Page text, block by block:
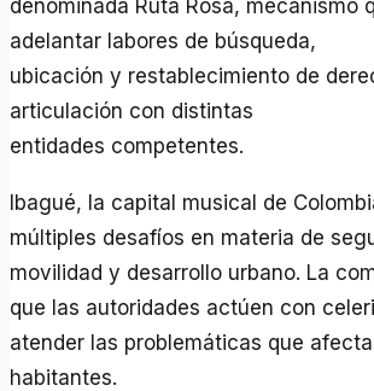
denominada Ruta Rosa, mecanismo
adelantar labores de búsqueda,
ubicación y restablecimiento de
articulación con distintas
entidades competentes.
Ibagué, la capital musical de
múltiples desafíos en materia de
movilidad y desarrollo urbano. La
que las autoridades actúen con
atender las problemáticas que
habitantes.